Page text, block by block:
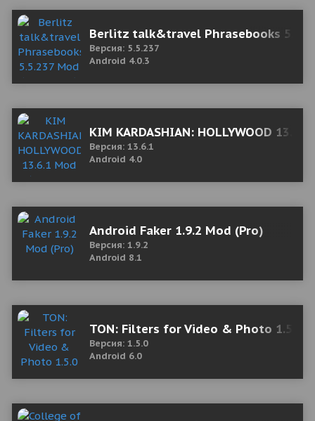
Berlitz talk&travel Phrasebooks
Версия: 5.5.237
Android 4.0.3
KIM KARDASHIAN: HOLLYWOOD
Версия: 13.6.1
Android 4.0
Android Faker 1.9.2 Mod (Pro)
Версия: 1.9.2
Android 8.1
TON: Filters for Video & Photo 1.5.0
Версия: 1.5.0
Android 6.0